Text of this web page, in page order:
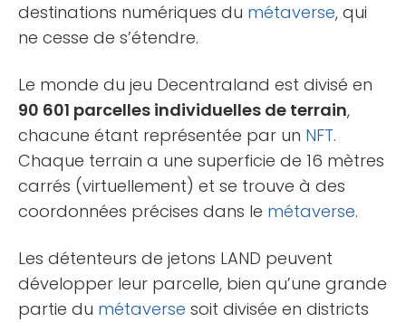
destinations numériques du métaverse, qui
ne cesse de s’étendre.
Le monde du jeu Decentraland est divisé en
90 601 parcelles individuelles de terrain,
chacune étant représentée par un NFT.
Chaque terrain a une superficie de 16 mètres
carrés (virtuellement) et se trouve à des
coordonnées précises dans le métaverse.
Les détenteurs de jetons LAND peuvent
développer leur parcelle, bien qu’une grande
partie du métaverse soit divisée en districts